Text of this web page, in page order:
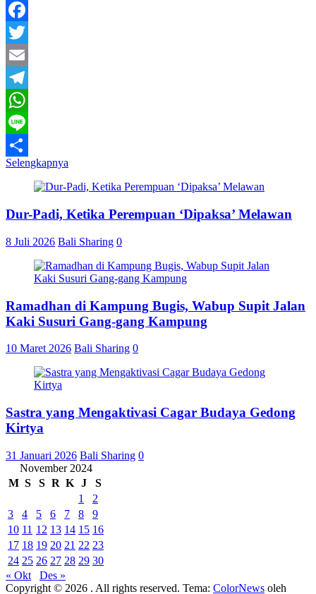
Facebook
Twitter
Email
Telegram
WhatsApp
Line
Share
Selengkapnya
Dur-Padi, Ketika Perempuan ‘Dipaksa’ Melawan
8 Juli 2026 Bali Sharing 0
Ramadhan di Kampung Bugis, Wabup Supit Jalan
Kaki Susuri Gang-gang Kampung
10 Maret 2026 Bali Sharing 0
Sastra yang Mengaktivasi Cagar Budaya Gedong
Kirtya
31 Januari 2026 Bali Sharing 0
November 2024
M S S R K J
S
1
2
3
4 5 6 7 8
9
10 11 12 13 14 15 16
17 18 19 20 21 22 23
24 25 26 27 28 29 30
« Okt
Des »
Copyright © 2026 . All rights reserved. Tema: ColorNews oleh